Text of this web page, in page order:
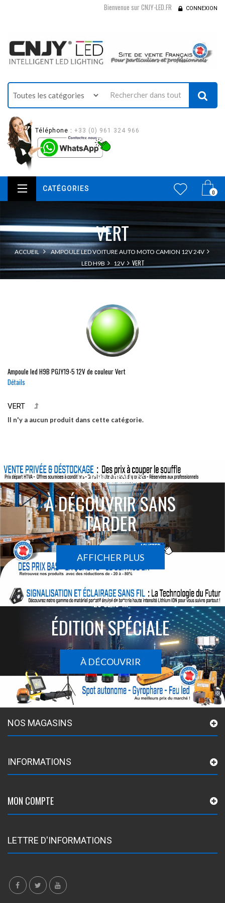
Bienvenue sur CNJY-LED.FR CONNEXION
Téléphone : +33 (0) 961 324 966
0
CATÉGORIES
VERT
ACCUEIL
AMPOULE LED VOITURE AUTO MOTO CAMION 12V 24V
LED H9B
12V VERT
Ampoule ledH9B PGJY19-5 12V de couleur Vert
Détails
VERT
Il n'y a aucun produit dans cette catégorie.
ACTIONS SPÉCIALES
À DÉCOUVRIR SANS
TARDER
AFFICHER PLUS
Le sans-fil
ÉDITION SPÉCIALE
À DÉCOUVRIR
NOS MAGASINS
INFORMATIONS
MON COMPTE
LETTRE D'INFORMATIONS